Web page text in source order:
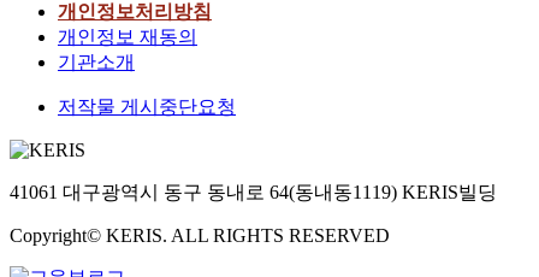
개인정보처리방침
개인정보 재동의
기관소개
저작물 게시중단요청
41061 대구광역시 동구 동내로 64(동내동1119) KERIS빌딩
Copyright© KERIS. ALL RIGHTS RESERVED